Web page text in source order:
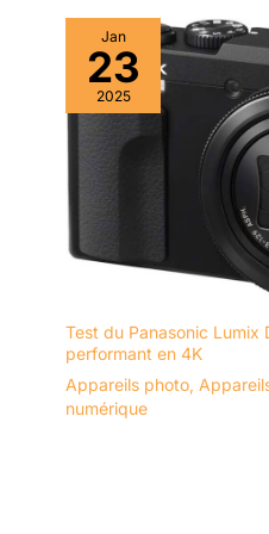
et
Jan
23
2025
Test du Panasonic Lumix
performant en 4K
Appareils photo,
numérique